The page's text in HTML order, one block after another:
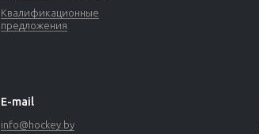
Квалификационные
предложения
E-mail
info@hockey.by